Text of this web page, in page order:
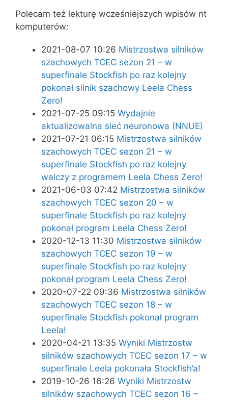
Polecam też lekturę wcześniejszych wpisów nt
komputerów:
2021-08-07 10:26 Mistrzostwa silników
szachowych TCEC sezon 21 – w
superfinale Stockfish po raz kolejny
pokonał silnik szachowy Leela Chess
Zero!
2021-07-25 09:15 Wydajnie
aktualizowalna sieć neuronowa (NNUE)
2021-07-21 06:15 Mistrzostwa silników
szachowych TCEC sezon 21 – w
superfinale Stockfish po raz kolejny
walczy z programem Leela Chess Zero!
2021-06-03 07:42 Mistrzostwa silników
szachowych TCEC sezon 20 – w
superfinale Stockfish po raz kolejny
pokonał program Leela Chess Zero!
2020-12-13 11:30 Mistrzostwa silników
szachowych TCEC sezon 19 – w
superfinale Stockfish po raz kolejny
pokonał program Leela Chess Zero!
2020-07-22 09:36 Mistrzostwa silników
szachowych TCEC sezon 18 – w
superfinale Stockfish pokonał program
Leela!
2020-04-21 13:35 Wyniki Mistrzostw
silników szachowych TCEC sezon 17 – w
superfinale Leela pokonała Stockfish’a!
2019-10-26 16:26 Wyniki Mistrzostw
silników szachowych TCEC sezon 16 –